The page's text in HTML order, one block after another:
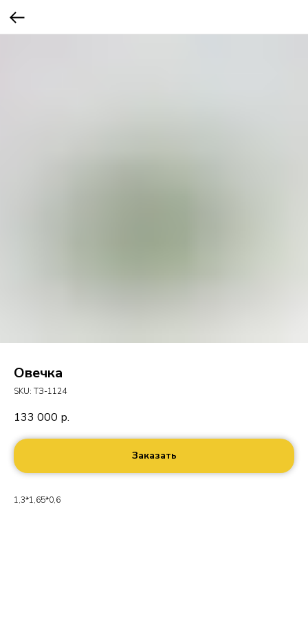
Овечка
SKU: ТЗ-1124
133 000 р.
Заказать
1,3*1,65*0,6